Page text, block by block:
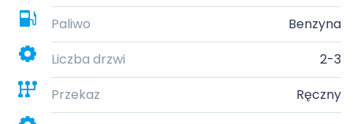
Paliwo
Benzyna
Liczba drzwi
2-3
Przekaz
Ręczny